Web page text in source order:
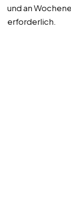
und an
erforderlich.